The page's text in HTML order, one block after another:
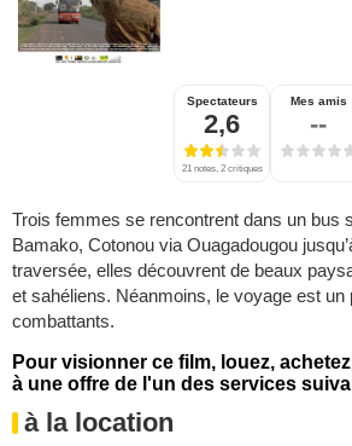
Spectateurs
2,6
21 notes, 2 critiques
Mes amis
--
Trois femmes se rencontrent dans un bus
Bamako, Cotonou via Ouagadougou
traversée, elles découvrent de beaux
et sahéliens. Néanmoins, le voyage est un
combattants.
Pour visionner ce film, louez,
à une offre de l'un des services
à la location